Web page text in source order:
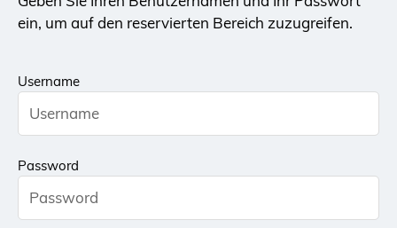
ein, um auf den reservierten Bereich zuzugreifen.
Username
Password